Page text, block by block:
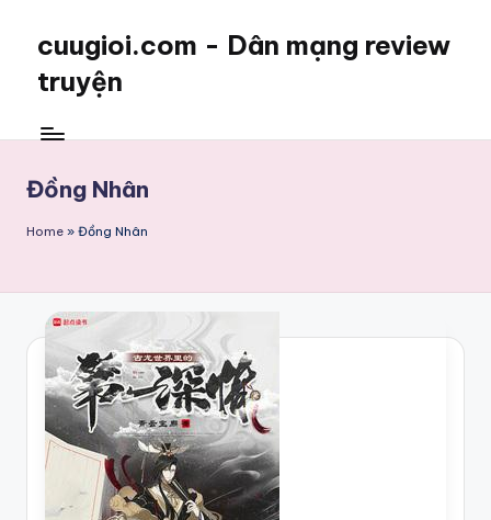
cuugioi.com - Dân mạng review
truyện
Đồng Nhân
Home » Đồng Nhân